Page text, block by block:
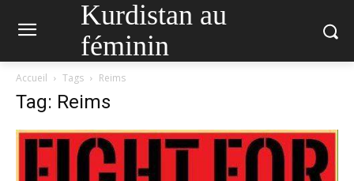
Kurdistan au
féminin
Accueil Tags Reims
Tag: Reims